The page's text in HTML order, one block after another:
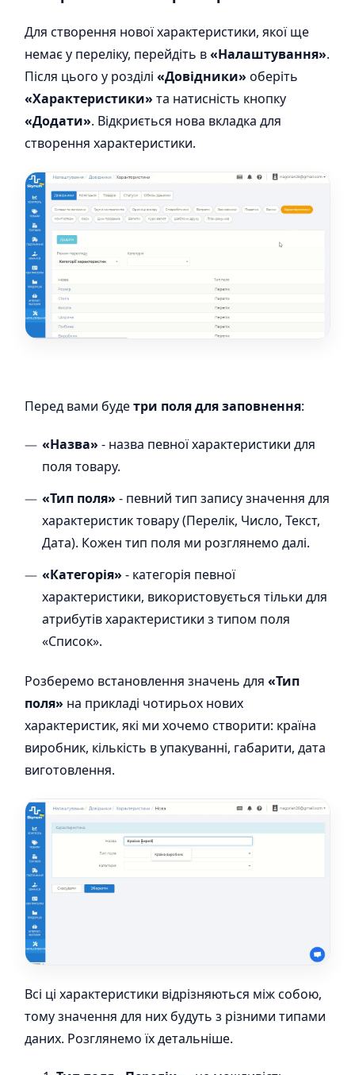
Для створення нової характеристики, якої ще
немає у переліку, перейдіть в«Налаштування».
Після цього у розділі «Довідники» оберіть
«Характеристики» та натисність кнопку
«Додати». Відкриється нова вкладка для
створення характеристики.
Перед вами будетри поля для заповнення:
«Назва» - назва певної характеристики для
поля товару.
«Тип поля» - певний тип запису значення для
характеристик товару (Перелік, Число, Текст,
Дата). Кожен тип поля ми розглянемо далі.
«Категорія» - категорія певної
характеристики, використовується тільки для
атрибутів характеристики з типом поля
«Список».
Розберемо встановлення значень для «Тип
поля» на прикладі чотирьох нових
характеристик, які ми хочемо створити: країна
виробник, кількість в упакуванні, габарити, дата
виготовлення.
Всі ці характеристики відрізняються між собою,
тому значення для них будуть з різними типами
даних. Розглянемо їх детальніше.